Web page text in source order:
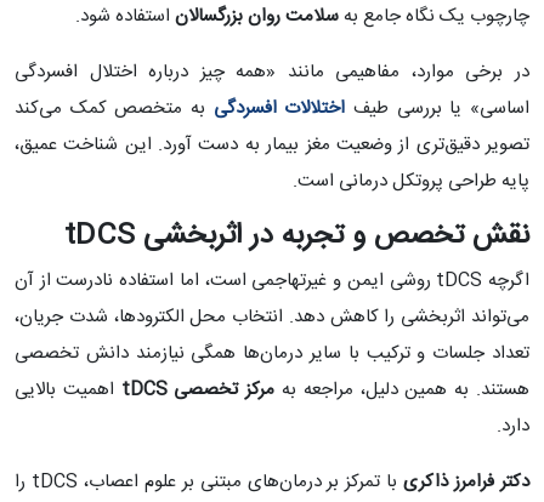
چارچوب یک نگاه جامع به سلامت روان بزرگسالان استفاده شود.
در برخی موارد، مفاهیمی مانند «همه چیز درباره اختلال افسردگی
اساسی» یا بررسی طیف اختلالات افسردگی به متخصص کمک می‌کند
تصویر دقیق‌تری از وضعیت مغز بیمار به دست آورد. این شناخت عمیق،
پایه طراحی پروتکل درمانی است.
نقش تخصص و تجربه در اثربخشی
اگرچه tDCS روشی ایمن و غیرتهاجمی است، اما استفاده نادرست از آن
می‌تواند اثربخشی را کاهش دهد. انتخاب محل الکترودها، شدت جریان،
تعداد جلسات و ترکیب با سایر درمان‌ها همگی نیازمند دانش تخصصی
هستند. به همین دلیل، مراجعه به مرکز تخصصی tDCS
اهمیت بالایی
دارد.
دکتر فرامرز ذاکری
با تمرکز بر درمان‌های مبتنی بر علوم اعصاب، tDCS را